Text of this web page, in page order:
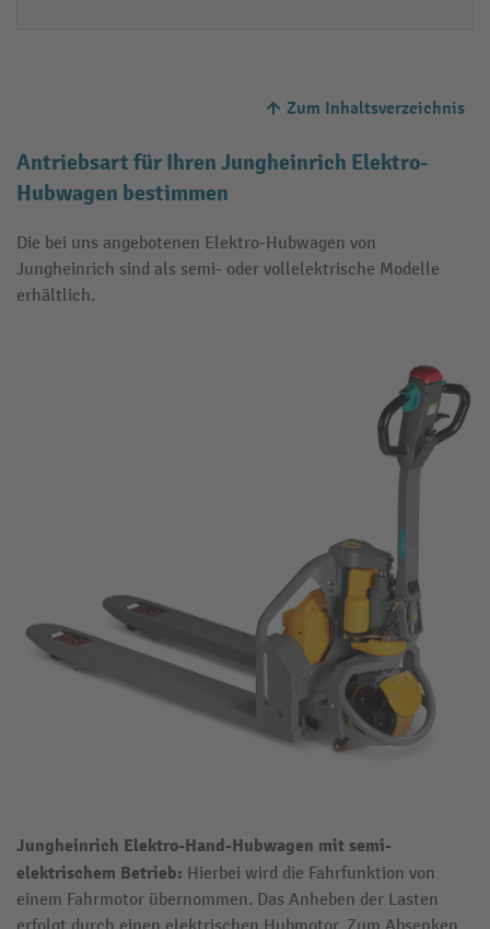
Zum Inhaltsverzeichnis
Antriebsart für Ihren Jungheinrich Elektro-
Hubwagen bestimmen
Die bei uns angebotenen Elektro-Hubwagen von
Jungheinrich sind als semi- oder vollelektrische Modelle
erhältlich.
Jungheinrich Elektro-Hand-Hubwagen mit semi-
elektrischem Betrieb: Hierbei wird die Fahrfunktion von
einem Fahrmotor übernommen. Das Anheben der Lasten